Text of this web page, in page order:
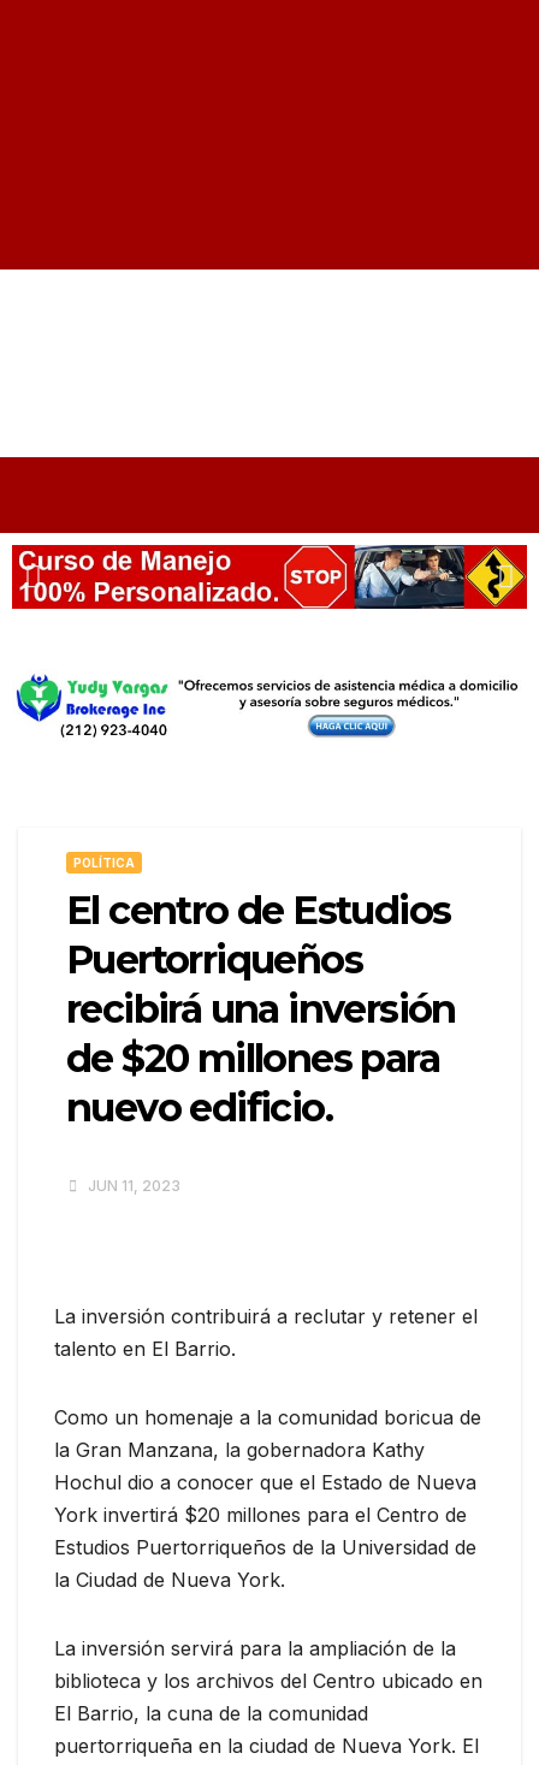
POLÍTICA
El centro de Estudios
Puertorriqueños
recibirá una inversión
de $20 millones para
nuevo edificio.
JUN 11, 2023
La inversión contribuirá a reclutar y retener el
talento en El Barrio.
Como un homenaje a la comunidad boricua de
la Gran Manzana, la gobernadora Kathy
Hochul dio a conocer que el Estado de Nueva
York invertirá $20 millones para el Centro de
Estudios Puertorriqueños de la Universidad de
la Ciudad de Nueva York.
La inversión servirá para la ampliación de la
biblioteca y los archivos del Centro ubicado en
El Barrio, la cuna de la comunidad
puertorriqueña en la ciudad de Nueva York. El